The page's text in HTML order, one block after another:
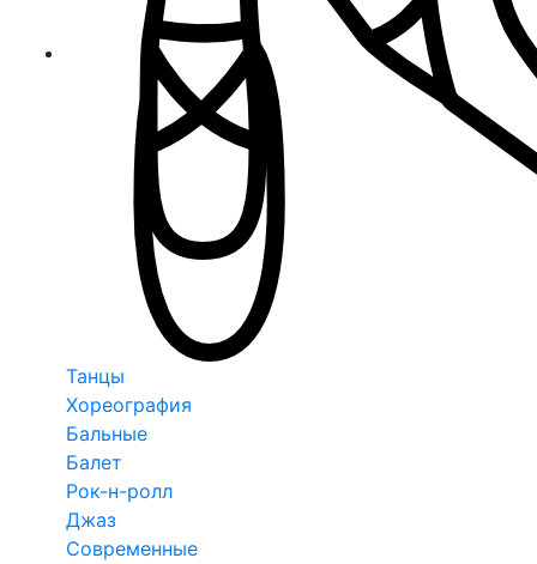
Танцы
Хореография
Бальные
Балет
Рок-н-ролл
Джаз
Современные